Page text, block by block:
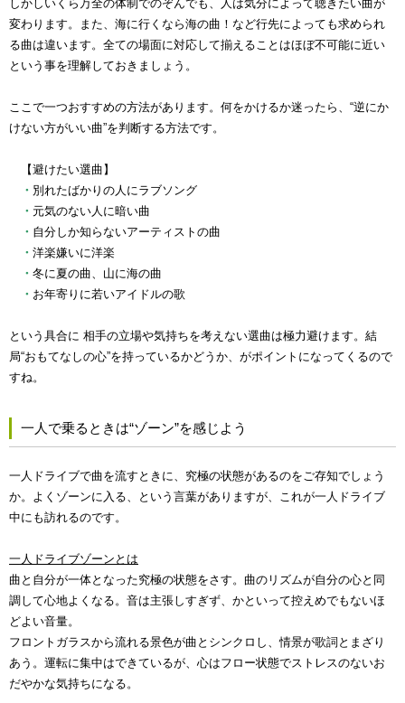
しかしいくら万全の体制でのぞんでも、人は気分によって聴きたい曲が
変わります。また、海に行くなら海の曲！など行先によっても求められ
る曲は違います。全ての場面に対応して揃えることはほぼ不可能に近い
という事を理解しておきましょう。
ここで一つおすすめの方法があります。何をかけるか迷ったら、“逆にか
けない方がいい曲”を判断する方法です。
【避けたい選曲】
・ 別れたばかりの人にラブソング
・ 元気のない人に暗い曲
・ 自分しか知らないアーティストの曲
・ 洋楽嫌いに洋楽
・ 冬に夏の曲、山に海の曲
・ お年寄りに若いアイドルの歌
という具合に 相手の立場や気持ちを考えない選曲は極力避けます。結
局“おもてなしの心”を持っているかどうか、がポイントになってくるので
すね。
一人で乗るときは“ゾーン”を感じよう
一人ドライブで曲を流すときに、 究極の状態があるのをご存知でしょう
か。よくゾーンに入る、という言葉がありますが、これが一人ドライブ
中にも訪れるのです。
一人ドライブゾーンとは
曲と自分が一体となった究極の状態をさす。曲のリズムが自分の心と同
調して心地よくなる。音は主張しすぎず、かといって控えめでもないほ
どよい音量。
フロントガラスから流れる景色が曲とシンクロし、情景が歌詞とまざり
あう。運転に集中はできているが、心はフロー状態でストレスのないお
だやかな気持ちになる。